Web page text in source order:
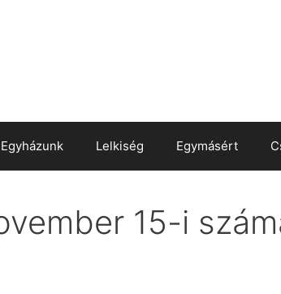
Egyházunk Lelkiség Egymásért
15-i